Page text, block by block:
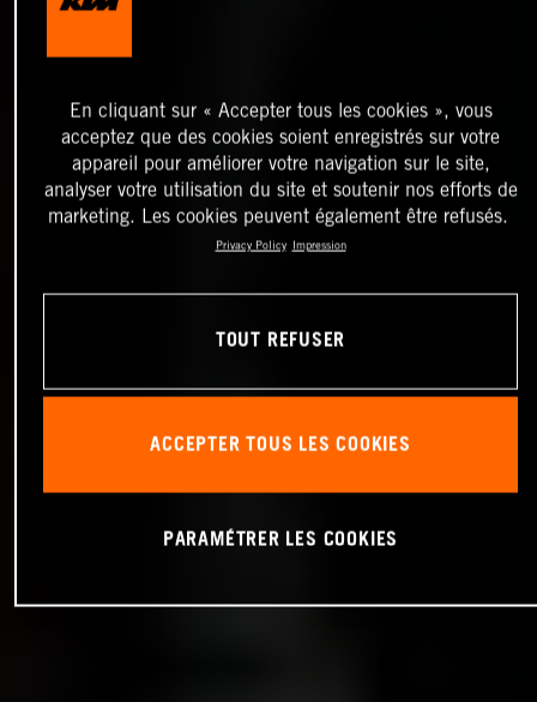
En cliquant sur « Accepter tous les cookies », vous
acceptez que des cookies soient enregistrés sur votre
appareil pour améliorer votre navigation sur le site,
analyser votre utilisation du site et soutenir nos efforts de
marketing. Les cookies peuvent également être refusés.
Privacy Policy Impression
TOUT REFUSER
ACCEPTER TOUS LES COOKIES
PARAMÉTRER LES COOKIES